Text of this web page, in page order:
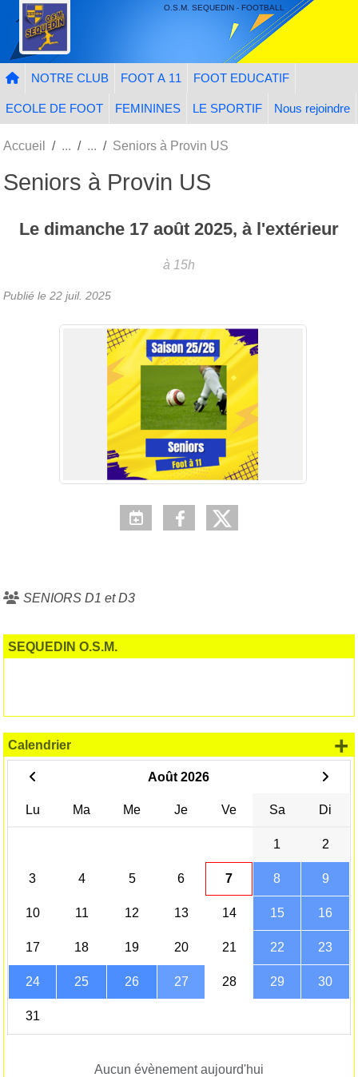
O.S.M. SEQUEDIN - FOOTBALL
NOTRE CLUB FOOT A 11 FOOT EDUCATIF
ECOLE DE FOOT FEMININES LE SPORTIF Nous rejoindre
Accueil Seniors à Provin US
Seniors à Provin US
Le dimanche 17 août 2025, à l'extérieur
à 15h
Publié le 22 juil. 2025
SENIORS D1 et D3
SEQUEDIN O.S.M.
Calendrier
Août 2026
Lu Ma Me Je Ve Sa Di
1 2
3 4 5 6 7 8 9
10 11 12 13 14 15 16
17 18 19 20 21 22 23
24 25 26 27 28 29 30
31
Aucun évènement aujourd'hui
+
Panneau de gestion des cookies